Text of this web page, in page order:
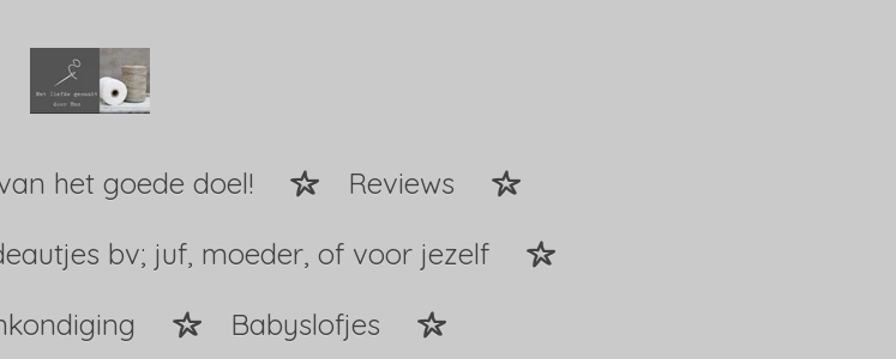
het goede doel!
Reviews
bv; juf, moeder, of voor jezelf
Babyslofjes